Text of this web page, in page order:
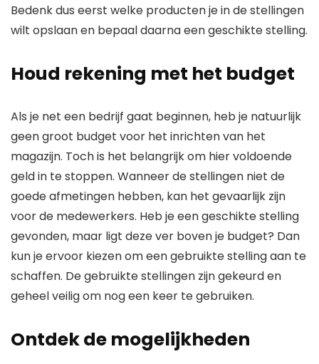
Bedenk dus eerst welke producten je in de stellingen
wilt opslaan en bepaal daarna een geschikte stelling.
Houd rekening met het budget
Als je net een bedrijf gaat beginnen, heb je natuurlijk
geen groot budget voor het inrichten van het
magazijn. Toch is het belangrijk om hier voldoende
geld in te stoppen. Wanneer de stellingen niet de
goede afmetingen hebben, kan het gevaarlijk zijn
voor de medewerkers. Heb je een geschikte stelling
gevonden, maar ligt deze ver boven je budget? Dan
kun je ervoor kiezen om een gebruikte stelling aan te
schaffen. De gebruikte stellingen zijn gekeurd en
geheel veilig om nog een keer te gebruiken.
Ontdek de mogelijkheden